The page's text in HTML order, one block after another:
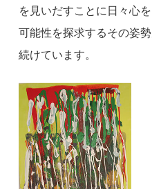
を見いだすことに日々心
可能性を探求するその姿
続けています。